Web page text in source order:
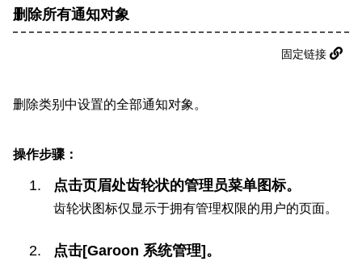
删除所有通知对象
固定链接
删除类别中设置的全部通知对象。
操作步骤：
点击页眉处齿轮状的管理员菜单图标。
齿轮状图标仅显示于拥有管理权限的用户的页面。
点击[Garoon 系统管理]。